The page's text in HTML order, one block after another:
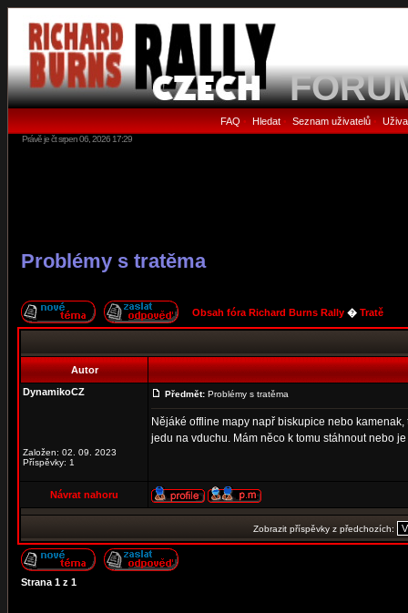
FAQ • Hledat• Seznam uživatelů•
Právě je čt srpen 06, 2026 17:29
Problémy s tratěma
Obsah fóra Richard Burns Rally � Tratě
Autor
DynamikoCZ
Založen: 02. 09. 2023
Příspěvky: 1
Předmět: Problémy s tratěma
Nějáké offline mapy např biskupice nebo
jedu na vduchu. Mám něco k tomu stáhnout nebo
Návrat nahoru
Zobrazit příspěvky z předchozích:
Strana 1 z 1